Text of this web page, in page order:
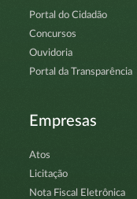
Portal do Cidadão
Concursos
Ouvidoria
Portal da Transparência
Empresas
Atos
Licitação
Nota Fiscal Eletrônica